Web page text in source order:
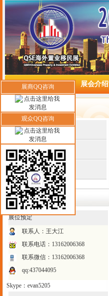
展商QQ咨询
观众QQ咨询
网站首页 展会介绍
媒体中心
平面媒体
电视媒体
网络媒体
联系我们
展位预定
联系人：王大江
联系电话： 13162006368
联系微信：13162006368
qq:437044095
Skype：evan5205